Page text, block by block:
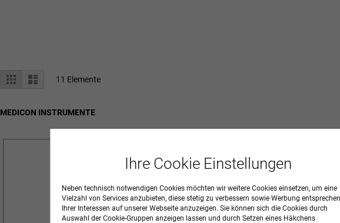
Anzeigen
als
Liste Liste 11 Elemente
MEDICON INSTRUMENTE
Ihre Cookie Einstellungen
Neben technisch notwendigen Cookies möchten wir weitere Cookies einsetzen, um eine
Vielzahl von Services anzubieten, diese stetig zu verbessern sowie Werbung
Ihrer Interessen auf unserer Webseite anzuzeigen. Sie können sich die Cookies durch
Auswahl der Cookie-Gruppen anzeigen lassen und durch Setzen eines Häkchens